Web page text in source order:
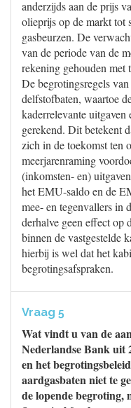
anderzijds aan de prijs
olieprijs op de markt tot
gasbeurzen. De
van de periode van de
rekening gehouden met
De begrotingsregels
delfstofbaten, waartoe
kaderrelevante
gerekend. Dit betekent
zich in de toekomst ten
meerjarenraming
(inkomsten- en)
het EMU-saldo en de
mee- en tegenvallers in
derhalve geen effect op
binnen de vastgestelde
hierbij is wel dat het
begrotingsafspraken.
Vraag 5
Wat vindt u van de
Nederlandse Bank uit
en het
aardgasbaten niet te
de lopende begroting,